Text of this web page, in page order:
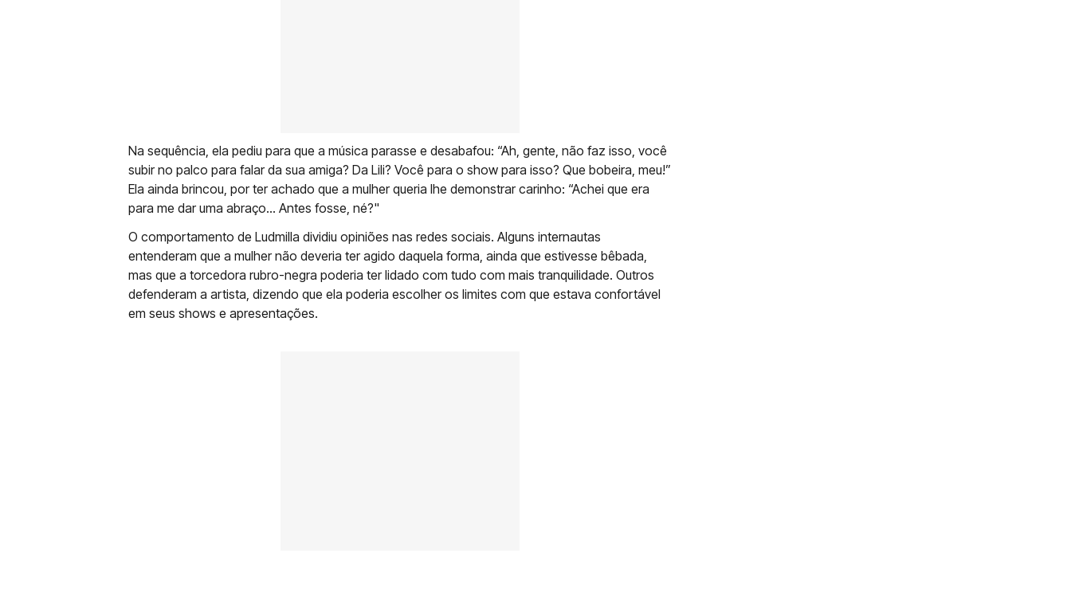
Na sequência, ela pediu para que a música parasse e desabafou: “Ah, gente, não faz isso, você
subir no palco para falar da sua amiga? Da Lili? Você para o show para isso? Que bobeira, meu!”
Ela ainda brincou, por ter achado que a mulher queria lhe demonstrar carinho: “Achei que era
para me dar uma abraço… Antes fosse, né?"
O comportamento de Ludmilla dividiu opiniões nas redes sociais. Alguns internautas
entenderam que a mulher não deveria ter agido daquela forma, ainda que estivesse bêbada,
mas que a torcedora rubro-negra poderia ter lidado com tudo com mais tranquilidade. Outros
defenderam a artista, dizendo que ela poderia escolher os limites com que estava confortável
em seus shows e apresentações.